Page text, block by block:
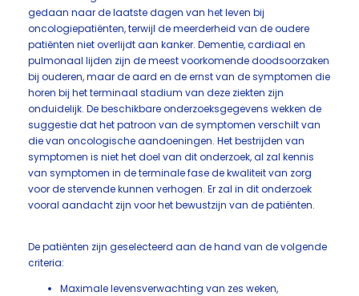
gedaan naar de laatste dagen van het leven bij
oncologiepatiënten, terwijl de meerderheid van de oudere
patiënten niet overlijdt aan kanker. Dementie, cardiaal en
pulmonaal lijden zijn de meest voorkomende doodsoorzaken
bij ouderen, maar de aard en de ernst van de symptomen die
horen bij het terminaal stadium van deze ziekten zijn
onduidelijk. De beschikbare onderzoeksgegevens wekken de
suggestie dat het patroon van de symptomen verschilt van
die van oncologische aandoeningen. Het bestrijden van
symptomen is niet het doel van dit onderzoek, al zal kennis
van symptomen in de terminale fase de kwaliteit van zorg
voor de stervende kunnen verhogen. Er zal in dit onderzoek
vooral aandacht zijn voor het bewustzijn van de patiënten.
De patiënten zijn geselecteerd aan de hand van de volgende
criteria:
Maximale levensverwachting van zes weken,